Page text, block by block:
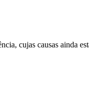
cujas causas ainda